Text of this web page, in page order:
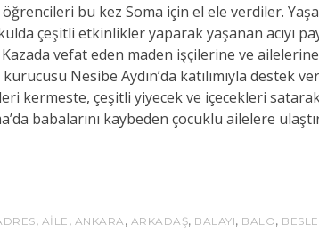
öğrencileri bu kez Soma için el ele verdiler.
çeşitli etkinlikler yaparak yaşanan acıyı
vefat eden maden işçilerine ve
Nesibe Aydın’da katılımıyla destek
kermeste, çeşitli yiyecek ve içecekleri
babalarını kaybeden çocuklu ailelere
, AILE , ANKARA , ARKADAŞ, BALAYI, BALO,